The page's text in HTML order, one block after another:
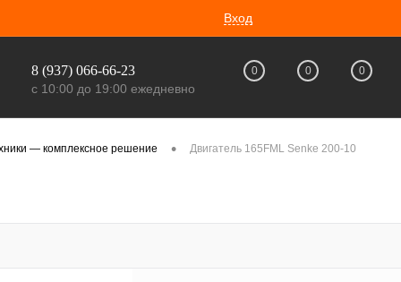
Вход
8 (937) 066-66-23
с 10:00 до 19:00 ежедневно
0 0 0
— комплексное решение • Двигатель 165FML Senke 200-10